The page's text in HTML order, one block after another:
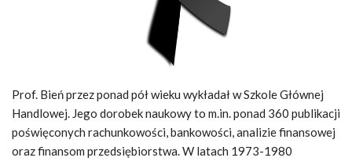
Prof. Bień przez ponad pół wieku wykładał w Szkole Głównej
Handlowej. Jego dorobek naukowy to m.in. ponad 360 publikacji
poświęconych rachunkowości, bankowości, analizie finansowej
oraz finansom przedsiębiorstwa. W latach 1973-1980